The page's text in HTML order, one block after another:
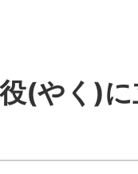
(やく)